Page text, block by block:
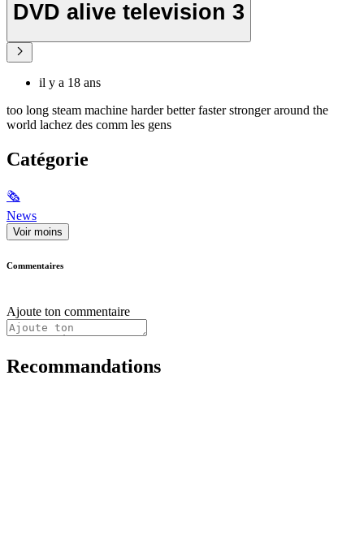
DVD alive television 3
il y a 18 ans
too long steam machine harder better faster stronger around the
world lachez des comm les gens
Catégorie
🗞
News
Voir moins
Commentaires
Ajoute ton commentaire
Recommandations